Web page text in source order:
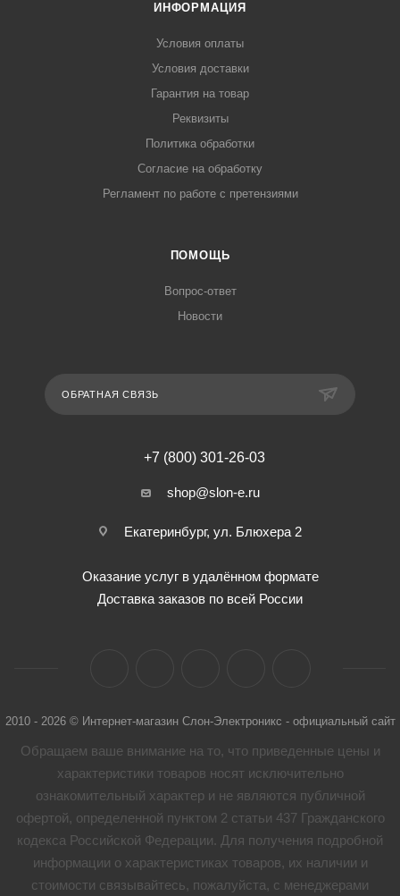
ИНФОРМАЦИЯ
Условия оплаты
Условия доставки
Гарантия на товар
Реквизиты
Политика обработки
Согласие на обработку
Регламент по работе с претензиями
ПОМОЩЬ
Вопрос-ответ
Новости
ОБРАТНАЯ СВЯЗЬ
+7 (800) 301-26-03
shop@slon-e.ru
Екатеринбург, ул. Блюхера 2
Оказание услуг в удалённом формате
Доставка заказов по всей России
2010 - 2026 © Интернет-магазин Слон-Электроникс - официальный сайт
Обращаем ваше внимание на то, что приведенные цены и
характеристики товaров носят исключительно
ознакомительный характер и не являются публичной
офертой, определенной пунктом 2 статьи 437 Гражданского
кодекса Российской Федерации. Для получения подробной
информации о характеристиках товaров, их наличии и
стоимости связывайтесь, пожалуйста, с менеджерами